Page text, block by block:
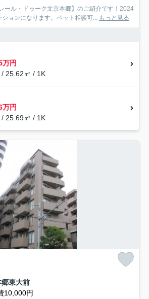
ール・ドゥーク文京本郷】のご紹介です！2024
ョンになります。ペット相談可... もっと見る
万円
/ 25.62㎡ / 1K
万円
/ 25.69㎡ / 1K
東大前
10,000円